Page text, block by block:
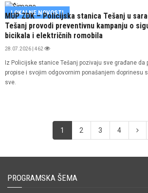
LOKALNE NOVOSTI
MUP ZDK – Policijska stanica Tešanj u
Tešanj provodi preventivnu kampanju o
bicikala i električnih romobila
28.07.2026 | 462
Iz Policijske stanice Tešanj pozivaju sve građane da
propise i svojim odgovornim ponašanjem doprinesu
sve.
1 2 3 4
PROGRAMSKA ŠEMA